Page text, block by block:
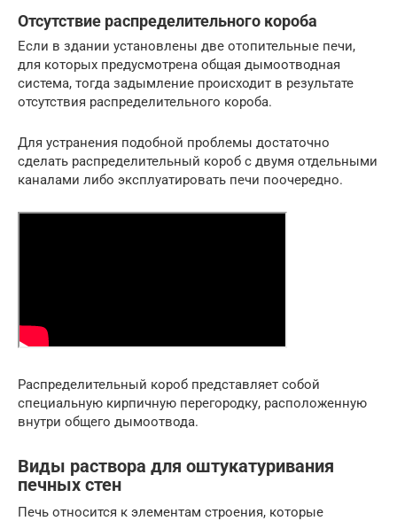
Отсутствие распределительного короба
Если в здании установлены две отопительные печи,
для которых предусмотрена общая дымоотводная
система, тогда задымление происходит в результате
отсутствия распределительного короба.
Для устранения подобной проблемы достаточно
сделать распределительный короб с двумя отдельными
каналами либо эксплуатировать печи поочередно.
Распределительный короб представляет собой
специальную кирпичную перегородку, расположенную
внутри общего дымоотвода.
Виды раствора для оштукатуривания
печных стен
Печь относится к элементам строения, которые